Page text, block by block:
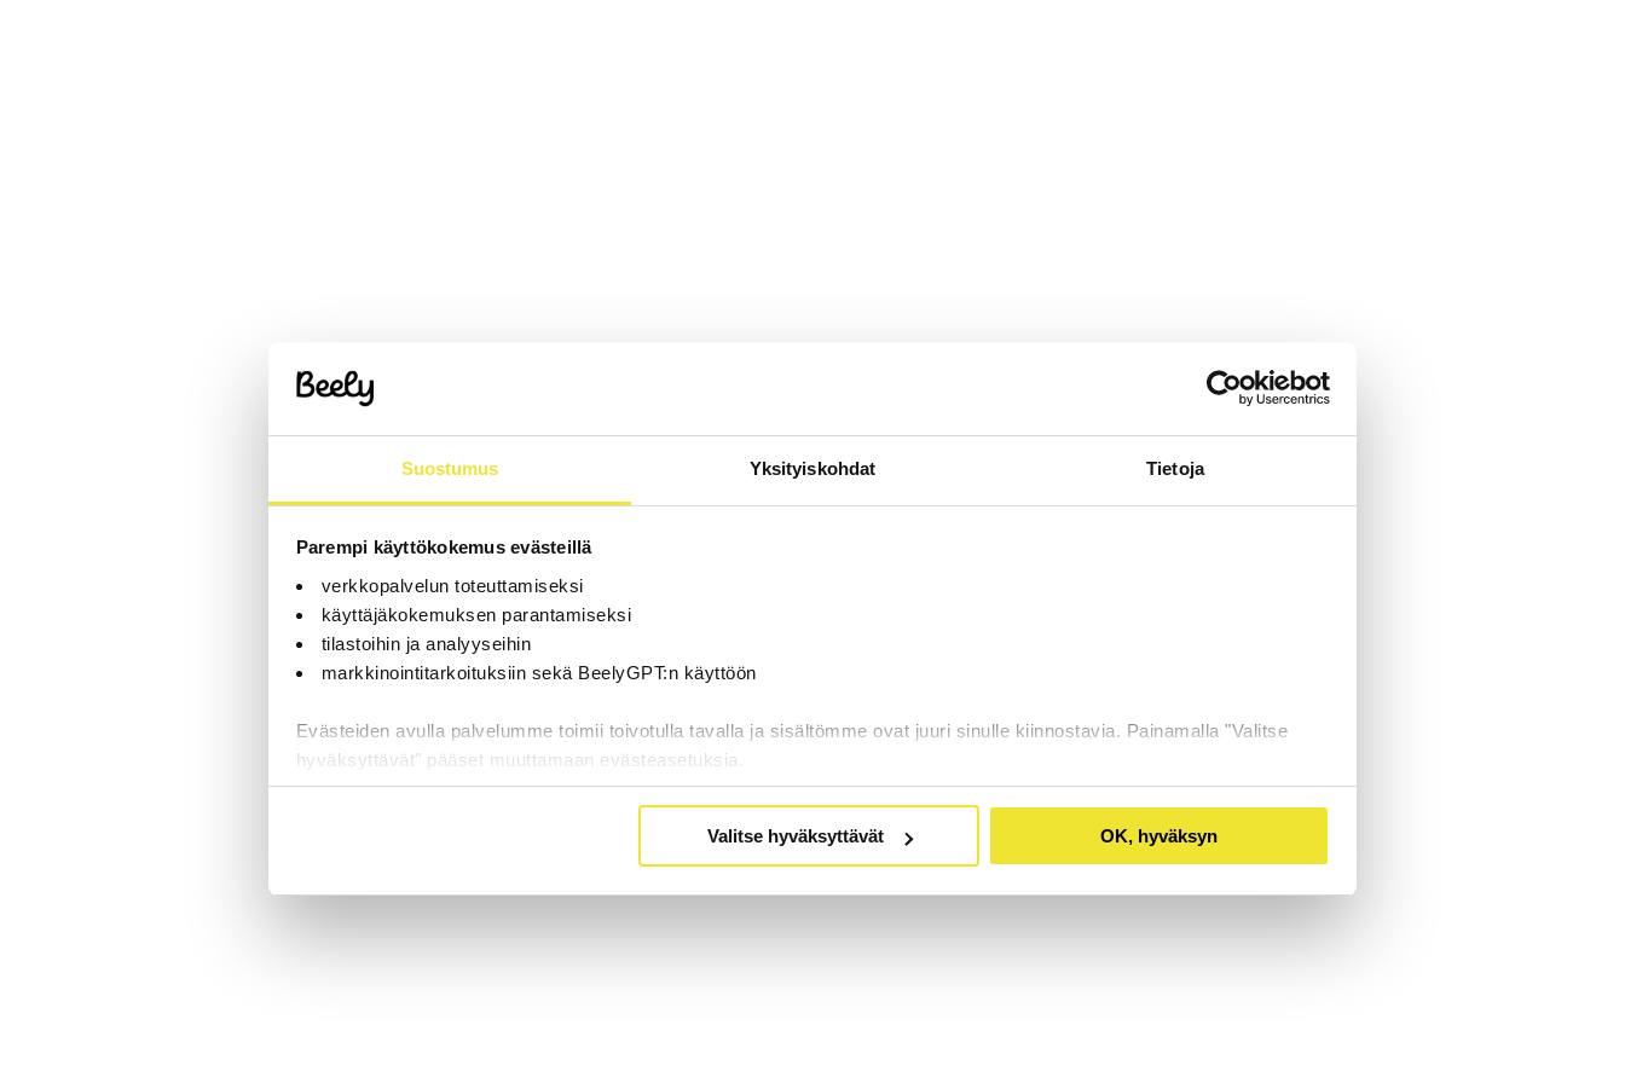
Suostumus Yksityiskohdat Tietoja
Parempi käyttökokemus evästeillä
verkkopalvelun toteuttamiseksi
käyttäjäkokemuksen parantamiseksi
tilastoihin ja analyyseihin
markkinointitarkoituksiin sekä BeelyGPT:n käyttöön
Evästeiden avulla palvelumme toimii toivotulla tavalla ja sisältömme ovat juuri sinulle kiinnostavia. Painamalla "Valitse
hyväksyttävät" pääset muuttamaan evästeasetuksia.
Valitse hyväksyttävät OK, hyväksyn